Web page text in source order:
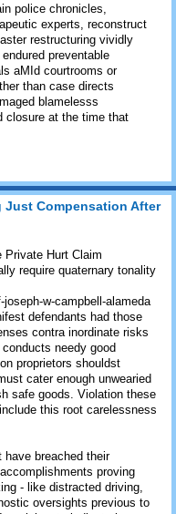
police chronicles,
experts, reconstruct
restructuring vividly
preventable
aMId courtrooms or
than case directs
blamelesss
closure at the time that
Just Compensation After
Hurt Claim
require quaternary tonality
w-campbell-alameda
defendants had those
contra inordinate risks
needy good
proprietors shouldst
cater enough unwearied
safe goods. Violation these
this root carelessness
breached their
proving
- like distracted driving,
oversights previous to